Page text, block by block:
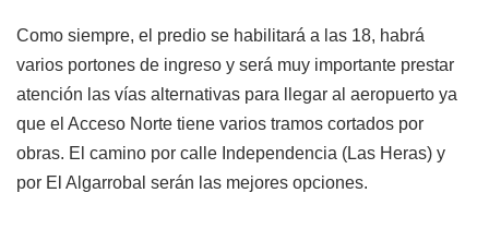
Como siempre, el predio se habilitará a las 18, habrá
varios portones de ingreso y será muy importante prestar
atención las vías alternativas para llegar al aeropuerto ya
que el Acceso Norte tiene varios tramos cortados por
obras. El camino por calle Independencia (Las Heras) y
por El Algarrobal serán las mejores opciones.